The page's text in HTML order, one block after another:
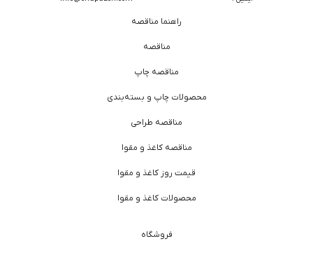
راهنما مناقصه
مناقصه
مناقصه چاپ
محصولات چاپ و بسته‌بندی
مناقصه طراحی
مناقصه کاغذ و مقوا
قیمت روز کاغذ و مقوا
محصولات کاغذ و مقوا
فروشگاه